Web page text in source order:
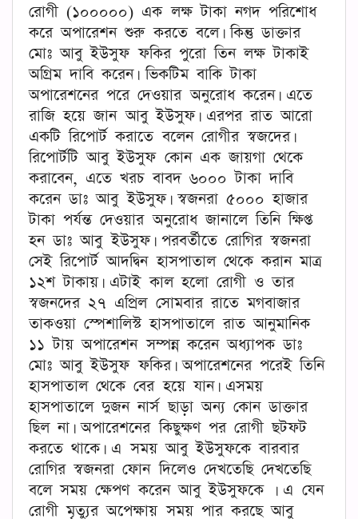
রোগী (১০০০০০) এক লক্ষ টাকা নগদ পরিশোধ
করে অপারেশন শুরু করতে বলে। কিন্তু ডাক্তার
মোঃ আবু ইউসুফ ফকির পুরো তিন লক্ষ টাকাই
অগ্রিম দাবি করেন। ভিকটিম বাকি টাকা
অপারেশনের পরে দেওয়ার অনুরোধ করেন। এতে
রাজি হয়ে জান আবু ইউসুফ। এরপর রাত আরো
একটি রিপোর্ট করাতে বলেন রোগীর স্বজদের।
রিপোর্টটি আবু ইউসুফ কোন এক জায়গা থেকে
করাবেন, এতে খরচ বাবদ ৬০০০ টাকা দাবি
করেন ডাঃ আবু ইউসুফ। স্বজনরা ৫০০০ হাজার
টাকা পর্যন্ত দেওয়ার অনুরোধ জানালে তিনি ক্ষিপ্ত
হন ডাঃ আবু ইউসুফ। পরবর্তীতে রোগির স্বজনরা
সেই রিপোর্ট আদদ্বিন হাসপাতাল থেকে করান মাত্র
১২শ টাকায়। এটাই কাল হলো রোগী ও তার
স্বজনদের ২৭ এপ্রিল সোমবার রাতে মগবাজার
তাকওয়া স্পেশালিস্ট হাসপাতালে রাত আনুমানিক
১১ টায় অপারেশন সম্পন্ন করেন অধ্যাপক ডাঃ
মোঃ আবু ইউসুফ ফকির। অপারেশনের পরেই তিনি
হাসপাতাল থেকে বের হয়ে যান। এসময়
হাসপাতালে দুজন নার্স ছাড়া অন্য কোন ডাক্তার
ছিল না। অপারেশনের কিছুক্ষণ পর রোগী ছটফট
করতে থাকে। এ সময় আবু ইউসুফকে বারবার
রোগির স্বজনরা ফোন দিলেও দেখতেছি দেখতেছি
বলে সময় ক্ষেপণ করেন আবু ইউসুফকে । এ যেন
রোগী মৃত্যুর অপেক্ষায় সময় পার করছে আবু